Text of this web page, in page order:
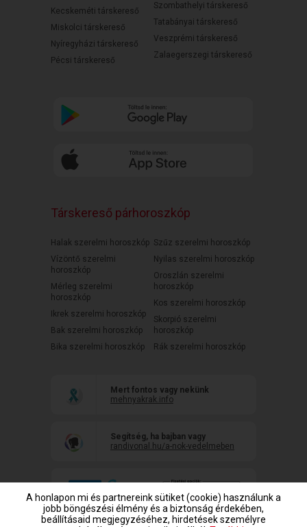
Kecskeméti társkereső
Miskolci társkereső
Nyíregyházi társkereső
Pécsi társkereső
Szombathelyi társkereső
Tatabányai társkereső
Veszprémi társkereső
Zalaegerszegi társkereső
Társkereső párhoroszkóp
Halak szerelmi horoszkóp
Vízöntő szerelmi
horoszkóp
Mérleg szerelmi
horoszkóp
Ikrek szerelmi horoszkóp
Bak szerelmi horoszkóp
Bika szerelmi horoszkóp
Szűz szerelmi horoszkóp
Nyilas szerelmi horoszkóp
Oroszlán szerelmi
horoszkóp
Kos szerelmi horoszkóp
Skorpió szerelmi
horoszkóp
Rák szerelmi horoszkóp
Mert fontos vagy nekünk
mehnyakrak.info
Segítség, ha bajban vagy
randivonal.hu/a-nok-vedelmeben
A honlapon mi és partnereink sütiket (cookie) használunk a
jobb böngészési élmény és a biztonság érdekében,
beállításaid megjegyzéséhez, hirdetések személyre